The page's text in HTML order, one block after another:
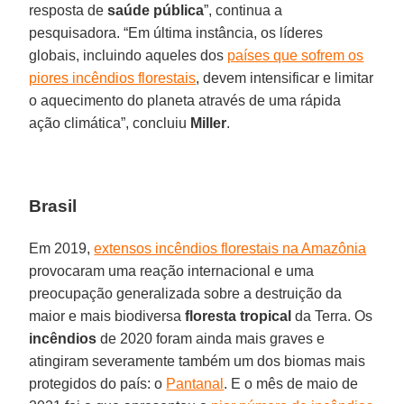
resposta desaúde pública”, continua a
pesquisadora. “Em última instância, os líderes
globais, incluindo aqueles dos países que sofrem os
piores incêndios florestais, devem intensificar e limitar
o aquecimento do planeta através de uma rápida
ação climática”, concluiu Miller.
Brasil
Em 2019,extensos incêndios florestais na Amazônia
provocaram uma reação internacional e uma
preocupação generalizada sobre a destruição da
maior e mais biodiversafloresta tropical da Terra. Os
incêndios de 2020 foram ainda mais graves e
atingiram severamente também um dos biomas mais
protegidos do país: o Pantanal . E o mês de maio de